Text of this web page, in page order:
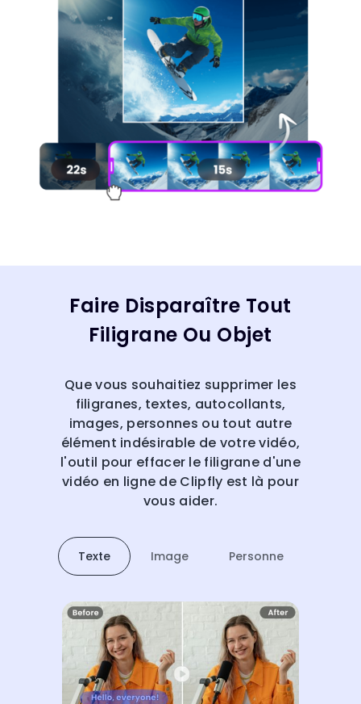
Faire Disparaître Tout
Filigrane Ou Objet
Que vous souhaitiez supprimer les
filigranes, textes, autocollants,
images, personnes ou tout autre
élément indésirable de votre vidéo,
l'outil pour effacer le filigrane d'une
vidéo en ligne de Clipfly est là pour
vous aider.
Texte Image Personne